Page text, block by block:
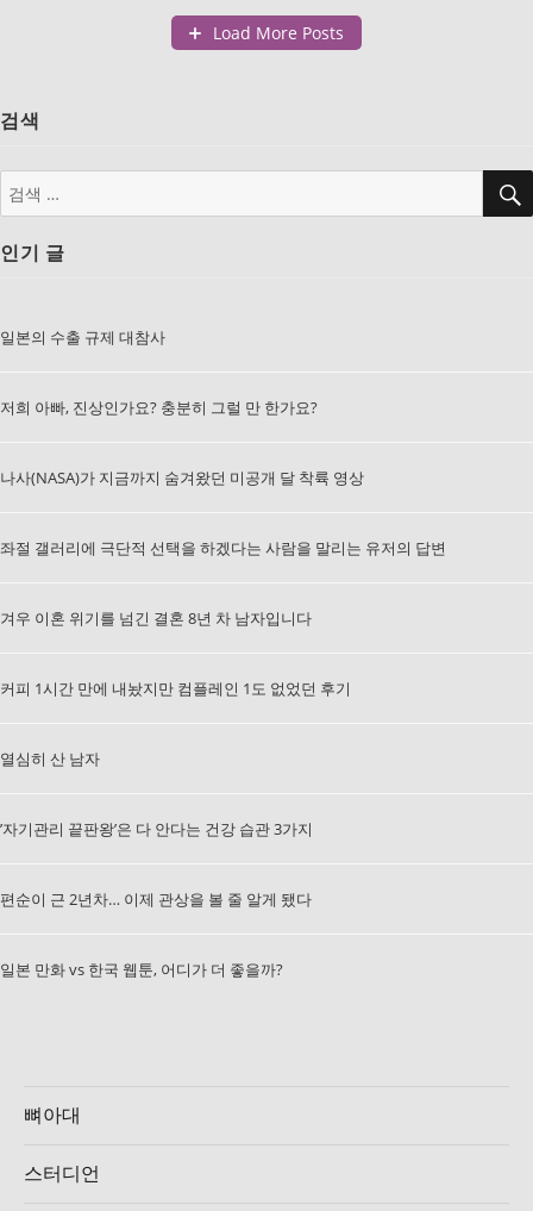
Load More Posts
검색
검
색:
인기 글
일본의 수출 규제 대참사
저희 아빠, 진상인가요? 충분히 그럴 만 한가요?
나사(NASA)가 지금까지 숨겨왔던 미공개 달 착륙 영상
좌절 갤러리에 극단적 선택을 하겠다는 사람을 말리는 유저의 답변
겨우 이혼 위기를 넘긴 결혼 8년 차 남자입니다
커피 1시간 만에 내놨지만 컴플레인 1도 없었던 후기
열심히 산 남자
’자기관리 끝판왕’은 다 안다는 건강 습관 3가지
편순이 근 2년차… 이제 관상을 볼 줄 알게 됐다
일본 만화 vs 한국 웹툰, 어디가 더 좋을까?
뼈아대
스터디언